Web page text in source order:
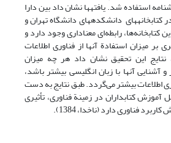
استفاده شد. یافته­ها نشان داد بین دارا
دانشکده­های دانشگاه تهران و
کتابخانه‌ها، رابطه‌ای معناداری وجود دارد و
بر میزان استفادة آنها از فناوری اطلاعات
این تحقیق نشان داد هر چه میزان
و آشنایی آنها با زبان انگلیسی بیشتر باشد،
اطلاعات بیشتر می‌گردد. طبق نتایج به دست
کتابداران در زمینة فناوری، تأثیری
فناوری دارد (ناخدا، 1384).